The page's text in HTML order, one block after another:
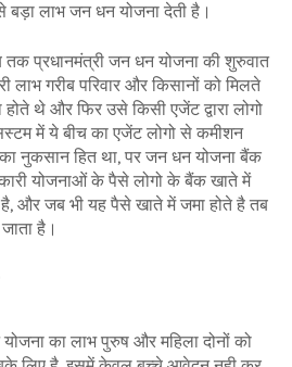
लाभ जन धन योजना देती है।
प्रधानमंत्री जन धन योजना की शुरुवात
लाभ गरीब परिवार और किसानों को मिलते
थे और फिर उसे किसी एजेंट द्वारा लोगो
में ये बीच का एजेंट लोगो से कमीशन
नुकसान हित था, पर जन धन योजना बैंक
योजनाओं के पैसे लोगो के बैंक खाते में
और जब भी यह पैसे खाते में जमा होते है तब
है।
का लाभ पुरुष और महिला दोनों को